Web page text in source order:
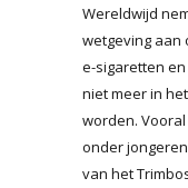
Wereldwijd
wetgeving aan
e-sigaretten
niet meer in
worden.
onder
van het